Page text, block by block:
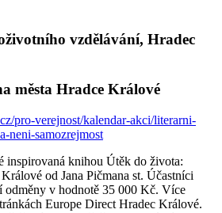
vzdělávání, Hradec
města Hradce Králové
pro-verejnost/kalendar-akci/literarni-
neni-samozrejmost
inspirovaná knihou Útěk do života:
od Jana Pičmana st. Účastníci
odměny v hodnotě 35 000 Kč. Více
Europe Direct Hradec Králové.